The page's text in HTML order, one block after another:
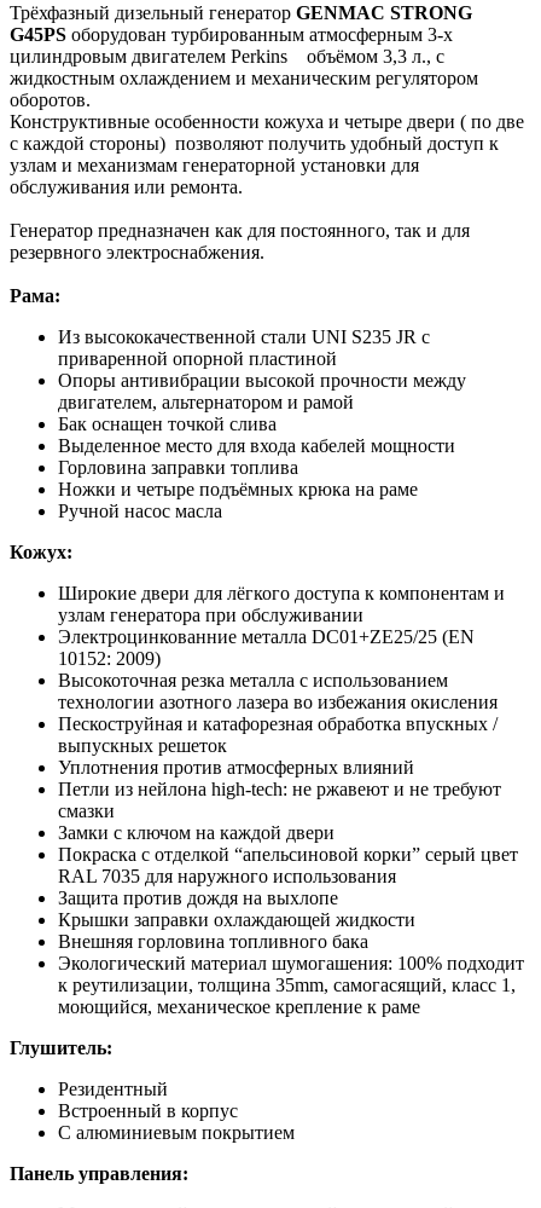
Трёхфазный дизельный генератор GENMAC STRONG
G45PS оборудован турбированным атмосферным 3-х
цилиндровым двигателем Perkins объёмом 3,3 л., с
жидкостным охлаждением и механическим регулятором
оборотов.
Конструктивные особенности кожуха и четыре двери ( по две
с каждой стороны) позволяют получить удобный доступ к
узлам и механизмам генераторной установки для
обслуживания или ремонта.
Генератор предназначен как для постоянного, так и для
резервного электроснабжения.
Рама:
Из высококачественной стали UNI S235 JR с
приваренной опорной пластиной
Опоры антивибрации высокой прочности между
двигателем, альтернатором и рамой
Бак оснащен точкой слива
Выделенное место для входа кабелей мощности
Горловина заправки топлива
Ножки и четыре подъёмных крюка на раме
Ручной насос масла
Кожух:
Широкие двери для лёгкого доступа к компонентам и
узлам генератора при обслуживании
Электроцинкованние металла DC01+ZE25/25 (EN
10152: 2009)
Высокоточная резка металла с использованием
технологии азотного лазера во избежания окисления
Пескоструйная и катафорезная обработка впускных /
выпускных решеток
Уплотнения против атмосферных влияний
Петли из нейлона high-tech: не ржавеют и не требуют
смазки
Замки с ключом на каждой двери
Покраска с отделкой “апельсиновой корки” серый цвет
RAL 7035 для наружного использования
Защита против дождя на выхлопе
Крышки заправки охлаждающей жидкости
Внешняя горловина топливного бака
Экологический материал шумогашения: 100% подходит
к реутилизации, толщина 35mm, самогасящий, класс 1,
моющийся, механическое крепление к раме
Глушитель:
Резидентный
Встроенный в корпус
С алюминиевым покрытием
Панель управления: